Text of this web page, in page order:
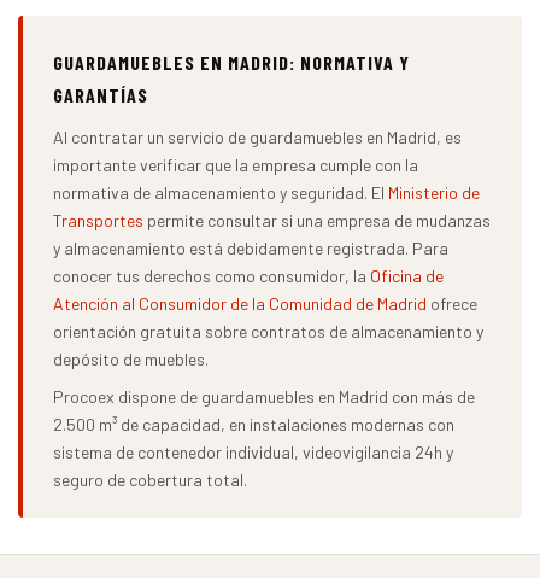
GUARDAMUEBLES EN MADRID: NORMATIVA Y
GARANTÍAS
Al contratar un servicio de guardamuebles en Madrid, es
importante verificar que la empresa cumple con la
normativa de almacenamiento y seguridad. El Ministerio de
Transportes permite consultar si una empresa de mudanzas
y almacenamiento está debidamente registrada. Para
conocer tus derechos como consumidor, la Oficina de
Atención al Consumidor de la Comunidad de Madrid ofrece
orientación gratuita sobre contratos de almacenamiento y
depósito de muebles.
Procoex dispone de guardamuebles en Madrid con más de
2.500 m³ de capacidad, en instalaciones modernas con
sistema de contenedor individual, videovigilancia 24h y
seguro de cobertura total.